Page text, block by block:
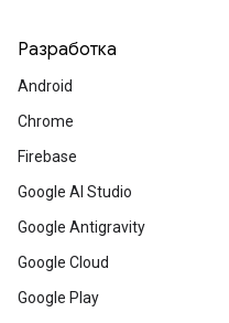
Разработка
Android
Chrome
Firebase
Google AI Studio
Google Antigravity
Google Cloud
Google Play